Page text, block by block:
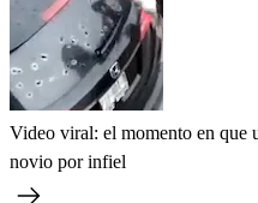
Video viral: el momento en que
novio por infiel